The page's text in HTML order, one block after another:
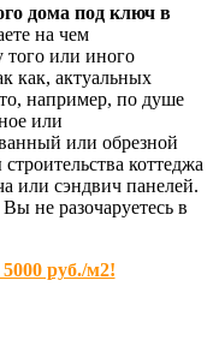
дома под ключ в
на чем
того или иного
как, актуальных
например, по душе
или
или обрезной
коттеджа
или сэндвич панелей.
не разочаруетесь в
руб./м2!